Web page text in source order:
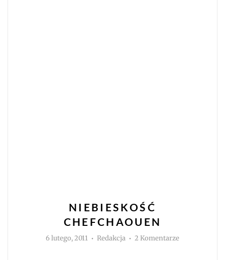
NIEBIESKOŚĆ
CHEFCHAOUEN
6 lutego, 2011 Autor
Redakcja 2 Komentarzedo